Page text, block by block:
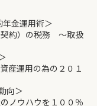
金運用術＞
）の税務 ～取扱
運用の為の２０１
＞
ウハウを１００％